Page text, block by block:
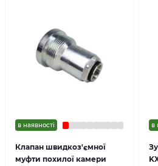
в наявності
Клапан швидкоз'ємної
муфти похилої камери
в